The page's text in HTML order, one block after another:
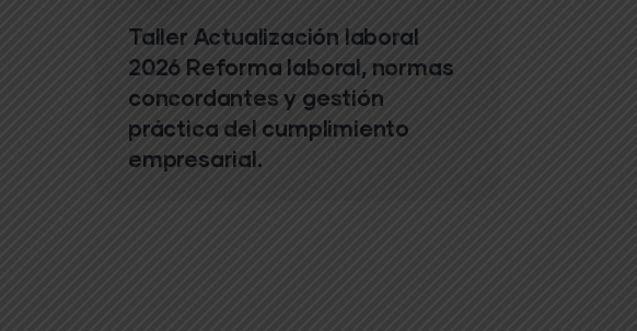
Taller Actualización laboral
2026 Reforma laboral, normas
concordantes y gestión
práctica del cumplimiento
empresarial.